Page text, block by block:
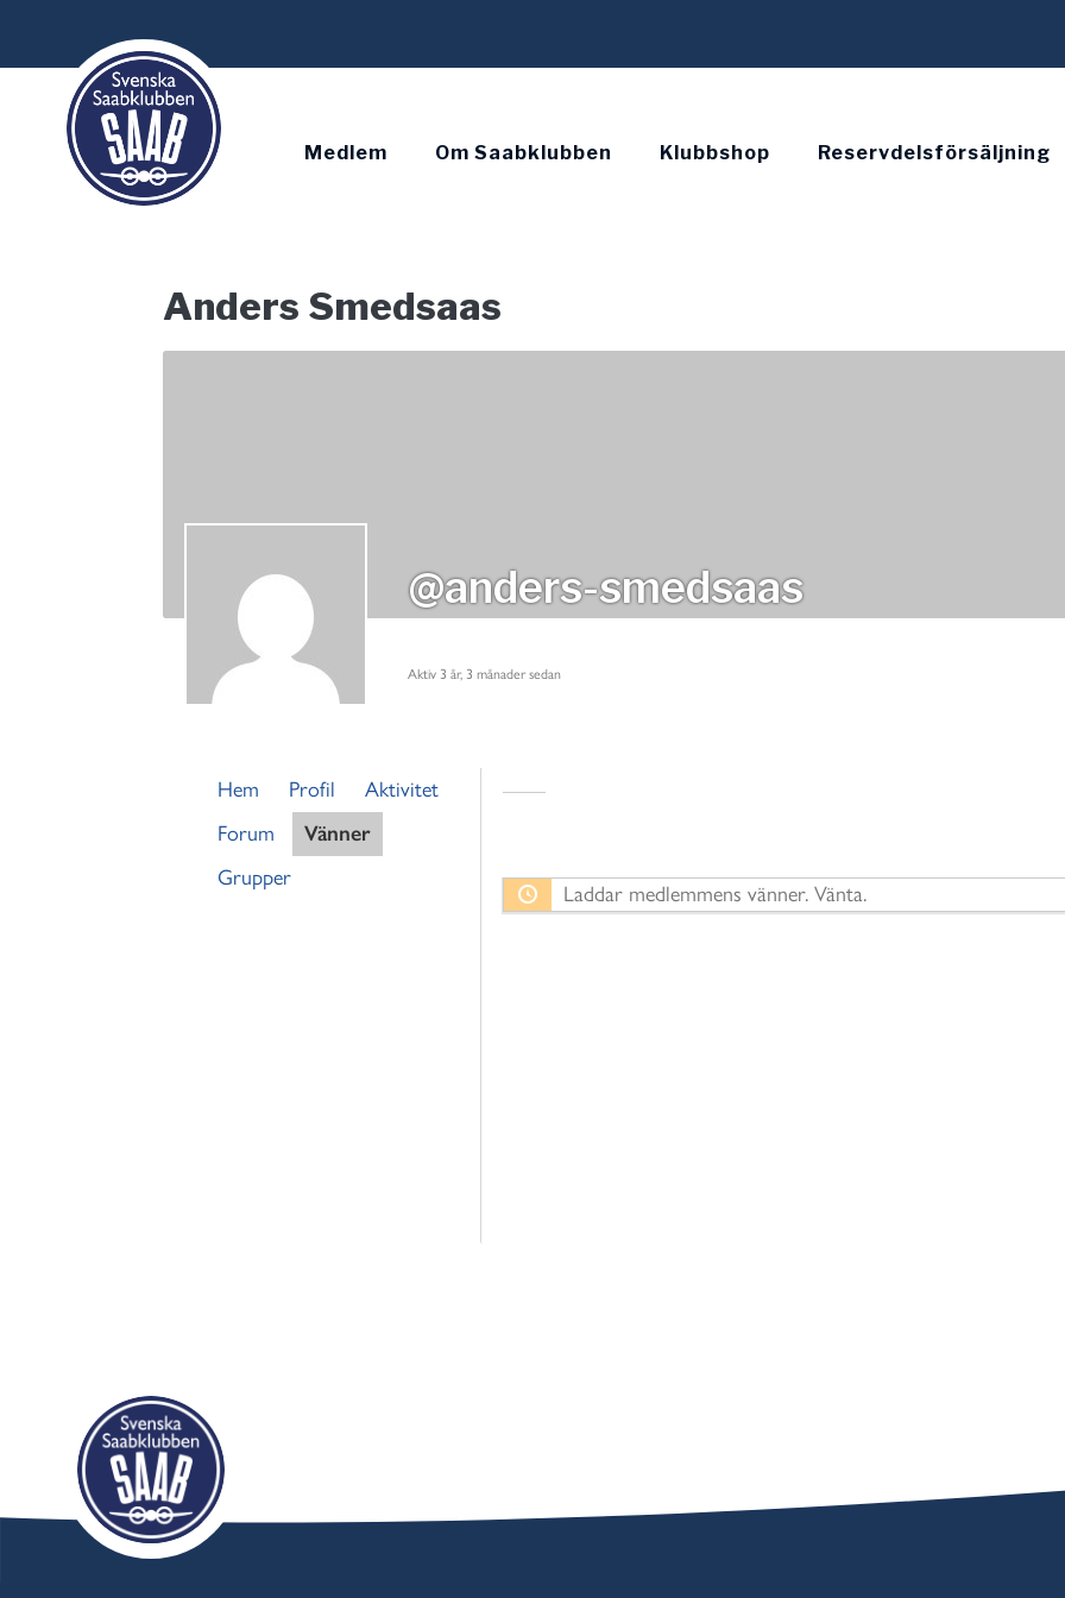
Medlem Om Saabklubben Klubbshop Reservdelsförsäljning
Anders Smedsaas
@anders-smedsaas
Aktiv 3 år, 3 månader sedan
Hem Profil
Aktivitet
Forum
Vänner
Grupper
Laddar medlemmens vänner. Vänta.